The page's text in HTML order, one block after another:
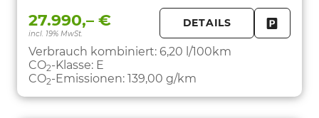
27.990,– €
incl. 19% MwSt.
DETAILS
Verbrauch kombiniert: 6,20 l/100km
CO2-Klasse: E
CO2-Emissionen: 139,00 g/km